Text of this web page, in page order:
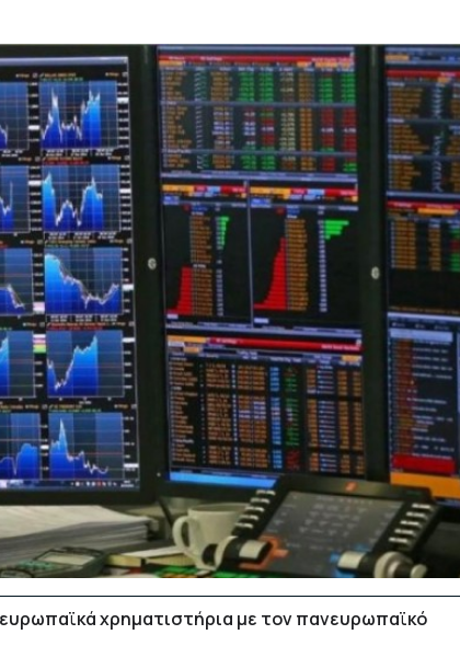
χρηματιστήρια με τον πανευρωπαϊκό